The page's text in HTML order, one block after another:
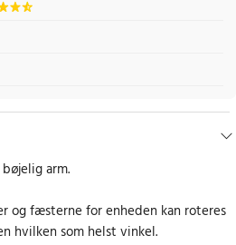
arm.
og fæsterne for enheden kan roteres
hvilken som helst vinkel.